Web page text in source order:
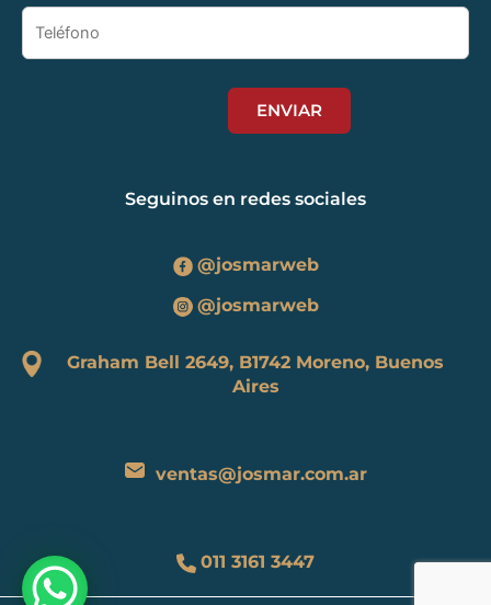
Seguinos en redes sociales
@josmarweb
@josmarweb
Graham Bell 2649, B1742 Moreno, Buenos
Aires
ventas@josmar.com.ar
011 3161 3447